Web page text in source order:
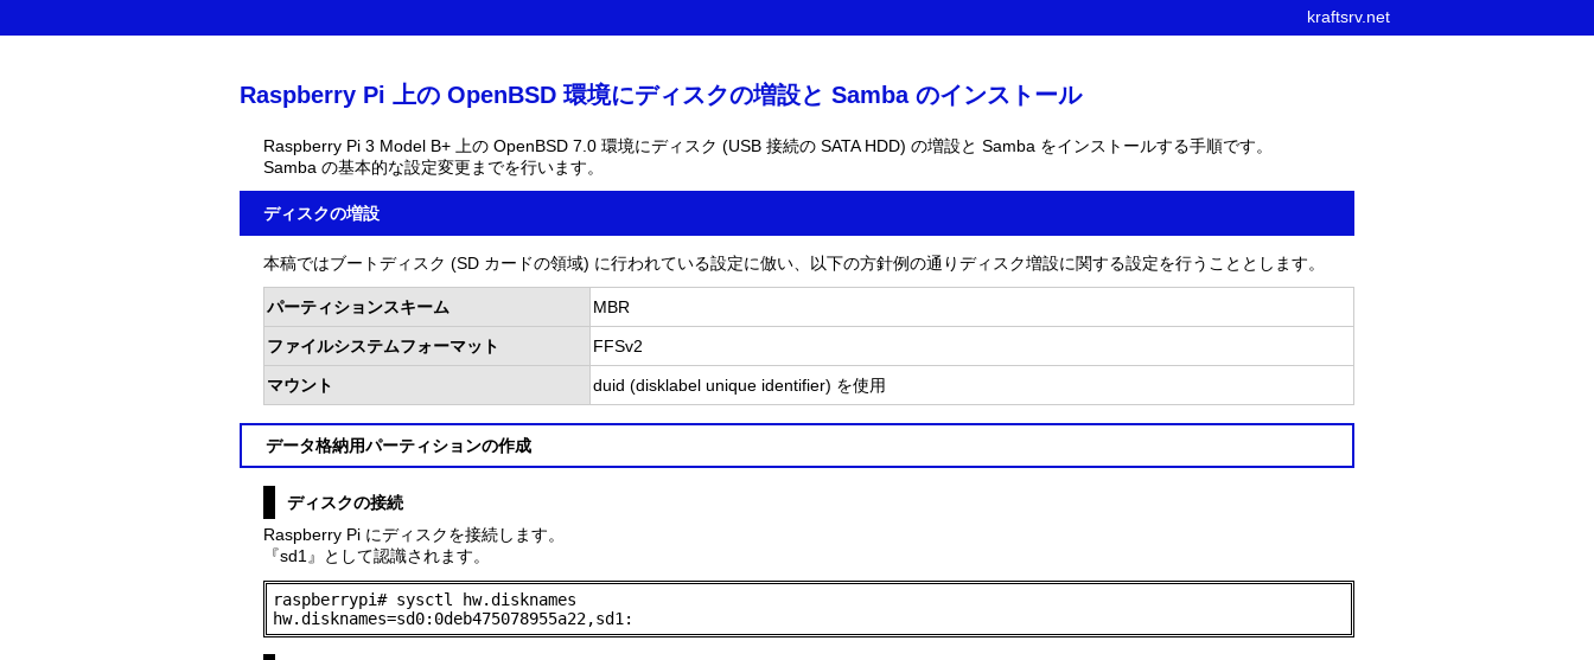
kraftsrv.net
Raspberry Pi 上の OpenBSD 環境にディスクの増設と Samba のインストール
Raspberry Pi 3 Model B+ 上の OpenBSD 7.0 環境にディスク (USB 接続の SATA HDD) の増設と Samba をインストールする手順です。
Samba の基本的な設定変更までを行います。
ディスクの増設
本稿ではブートディスク (SD カードの領域) に行われている設定に倣い、以下の方針例の通りディスク増設に関する設定を行うこととします。
パーティションスキーム MBR
ファイルシステムフォーマット FFSv2
マウント duid (disklabel unique identifier) を使用
データ格納用パーティションの作成
ディスクの接続
Raspberry Pi にディスクを接続します。
『sd1』として認識されます。
raspberrypi# sysctl hw.disknames
hw.disknames=sd0:0deb475078955a22,sd1: